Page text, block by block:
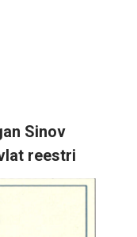
Sinov
reestri